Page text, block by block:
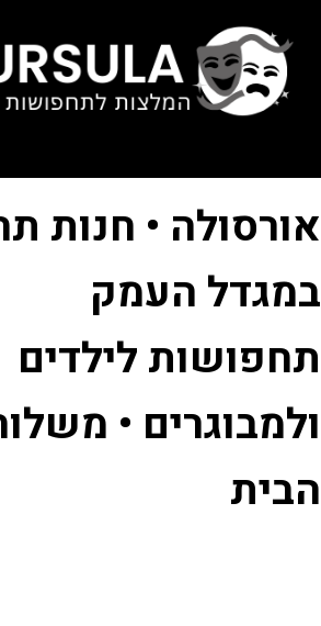
אורסולה • חנות
במגדל העמק
תחפושות לילדים
ולמבוגרים •
הבית